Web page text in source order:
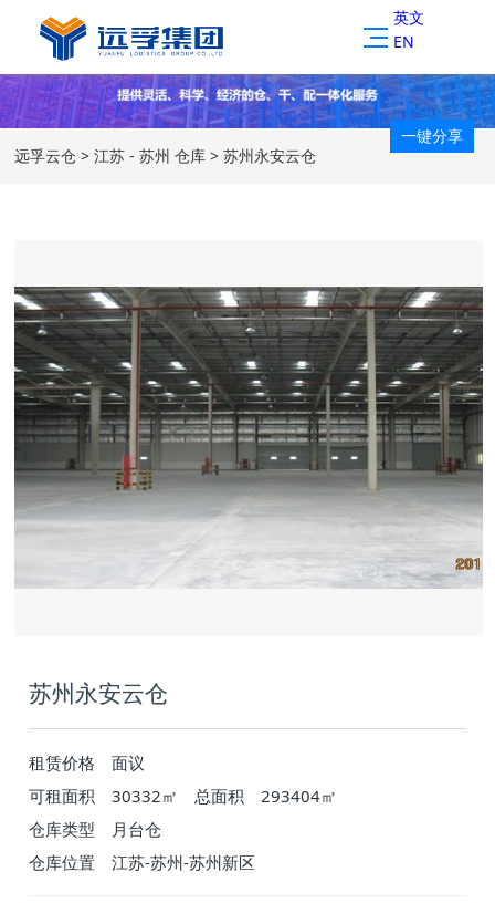
英文
EN
远孚云仓 >江苏 - 苏州 仓库>苏州永安云仓
一键分享
苏州永安云仓
租赁价格
面议
可租面积
30332㎡ 总面积
293404㎡
仓库类型
月台仓
仓库位置
江苏-苏州-苏州新区